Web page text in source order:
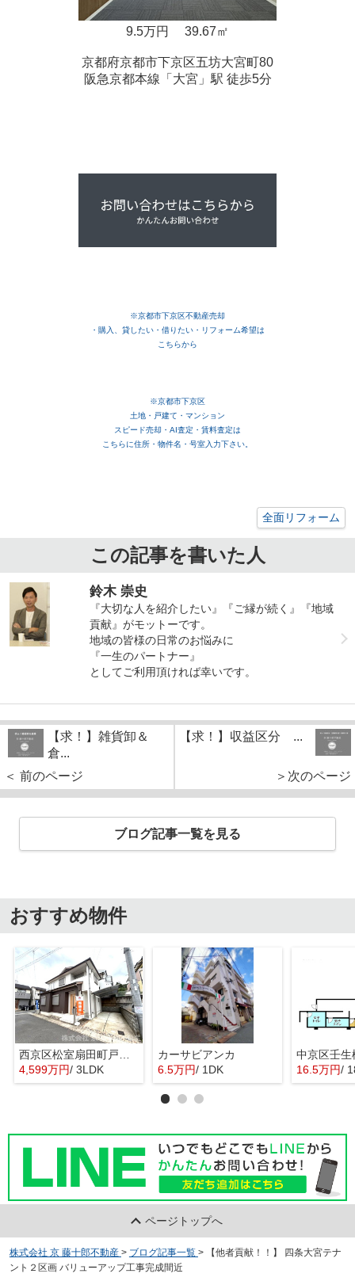
9.5万円 39.67㎡
京都府京都市下京区五坊大宮町80
阪急京都本線「大宮」駅 徒歩5分
※京都市下京区不動産売却
・購入、貸したい・借りたい・リフォーム希望は
こちらから
※京都市下京区
土地・戸建て・マンション
スピード売却・AI査定・賃料査定は
こちらに住所・物件名・号室入力下さい。
全面リフォーム
この記事を書いた人
鈴木 崇史
『大切な人を紹介したい』『ご縁が続く』『地域
貢献』がモットーです。
地域の皆様の日常のお悩みに
『一生のパートナー』
としてご利用頂ければ幸いです。
【求！】雑貨卸＆
倉...
＜ 前のページ
【求！】収益区分 ...
＞次のページ
ブログ記事一覧を見る
おすすめ物件
西京区松室扇田町戸建て
4,599万円/ 3LDK
カーサビアンカ
6.5万円/ 1DK 16.5万円/
ページトップへ
株式会社 京 藤十郎不動産 > ブログ記事一覧 >
【他者貢献！！】 四条大宮テナ
ント２区画 バリューアップ工事完成間近